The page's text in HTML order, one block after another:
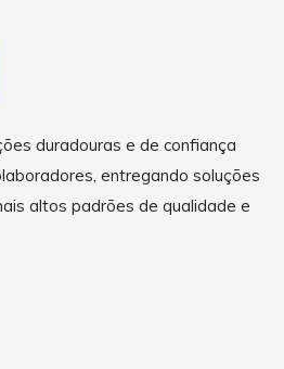
duradouras e de confiança
entregando soluções
altos padrões de qualidade e